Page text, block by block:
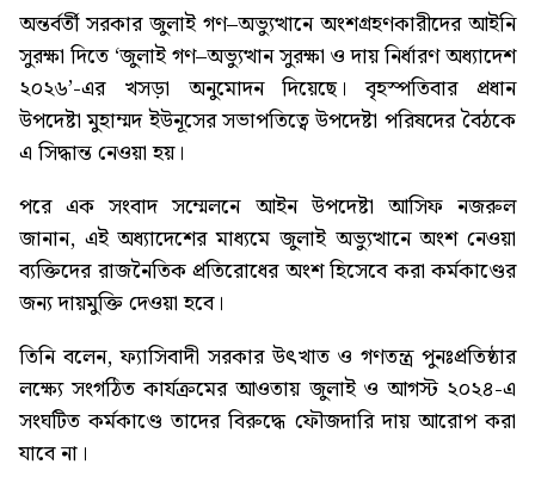
অন্তর্বর্তী সরকার জুলাই গণ–অভ্যুত্থানে অংশগ্রহণকারীদের আইনি
সুরক্ষা দিতে ‘জুলাই গণ–অভ্যুত্থান সুরক্ষা ও দায় নির্ধারণ অধ্যাদেশ
২০২৬’-এর খসড়া অনুমোদন দিয়েছে। বৃহস্পতিবার প্রধান
উপদেষ্টা মুহাম্মদ ইউনূসের সভাপতিত্বে উপদেষ্টা পরিষদের বৈঠকে
এ সিদ্ধান্ত নেওয়া হয়।
পরে এক সংবাদ সম্মেলনে আইন উপদেষ্টা আসিফ নজরুল
জানান, এই অধ্যাদেশের মাধ্যমে জুলাই অভ্যুত্থানে অংশ নেওয়া
ব্যক্তিদের রাজনৈতিক প্রতিরোধের অংশ হিসেবে করা কর্মকাণ্ডের
জন্য দায়মুক্তি দেওয়া হবে।
তিনি বলেন, ফ্যাসিবাদী সরকার উৎখাত ও গণতন্ত্র পুনঃপ্রতিষ্ঠার
লক্ষ্যে সংগঠিত কার্যক্রমের আওতায় জুলাই ও আগস্ট ২০২৪-এ
সংঘটিত কর্মকাণ্ডে তাদের বিরুদ্ধে ফৌজদারি দায় আরোপ করা
যাবে না।